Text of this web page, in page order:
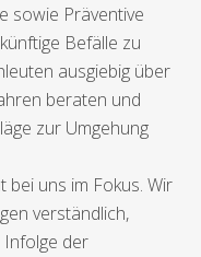
sowie Präventive
Befälle zu
ausgiebig über
beraten und
zur Umgehung
uns im Fokus. Wir
verständlich,
Infolge der